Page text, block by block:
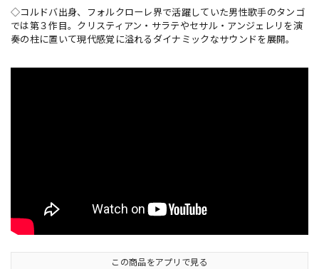
◇コルドバ出身、フォルクローレ界で活躍していた男性歌手のタンゴ
では第３作目。クリスティアン・サラテやセサル・アンジェレリを演
奏の柱に置いて現代感覚に溢れるダイナミックなサウンドを展開。
この商品をアプリで見る